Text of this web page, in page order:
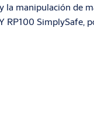
la manipulación de
RP100